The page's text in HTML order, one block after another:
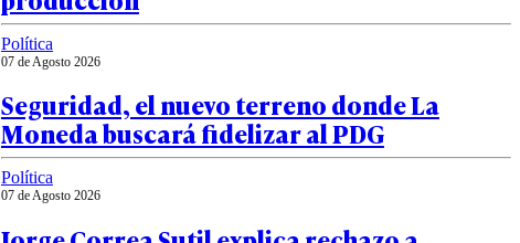
Política
07 de Agosto 2026
Seguridad, el nuevo terreno donde La
Moneda buscará fidelizar al PDG
Política
07 de Agosto 2026